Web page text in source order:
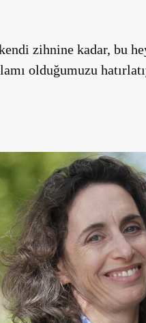
zihnine kadar, bu
olduğumuzu